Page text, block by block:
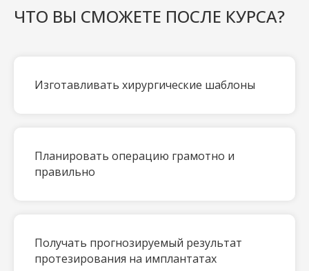
ЧТО ВЫ СМОЖЕТЕ ПОСЛЕ КУРСА?
Изготавливать хирургические шаблоны
Планировать операцию грамотно и
правильно
Получать прогнозируемый результат
протезирования на имплантатах